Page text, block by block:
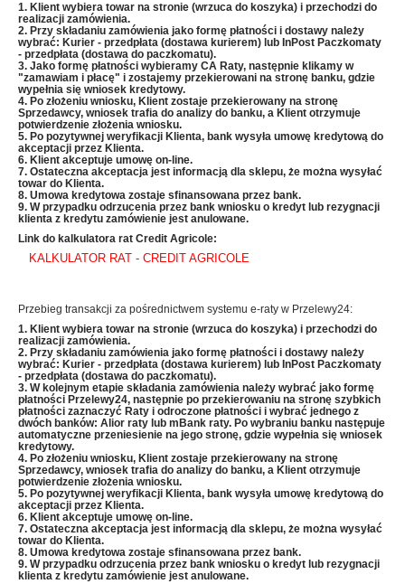
1. Klient wybiera towar na stronie (wrzuca do koszyka) i przechodzi do
realizacji zamówienia.
2. Przy składaniu zamówienia jako formę płatności i dostawy należy
wybrać: Kurier - przedpłata (dostawa kurierem) lub InPost Paczkomaty
- przedpłata (dostawa do paczkomatu).
3. Jako formę płatności wybieramy CA Raty, następnie klikamy w
"zamawiam i płacę" i zostajemy przekierowani na stronę banku, gdzie
wypełnia się wniosek kredytowy.
4. Po złożeniu wniosku, Klient zostaje przekierowany na stronę
Sprzedawcy, wniosek trafia do analizy do banku, a Klient otrzymuje
potwierdzenie złożenia wniosku.
5. Po pozytywnej weryfikacji Klienta, bank wysyła umowę kredytową do
akceptacji przez Klienta.
6. Klient akceptuje umowę on-line.
7. Ostateczna akceptacja jest informacją dla sklepu, że można wysyłać
towar do Klienta.
8. Umowa kredytowa zostaje sfinansowana przez bank.
9. W przypadku odrzucenia przez bank wniosku o kredyt lub rezygnacji
klienta z kredytu zamówienie jest anulowane.
Link do kalkulatora rat Credit Agricole:
KALKULATOR RAT - CREDIT AGRICOLE
Przebieg transakcji za pośrednictwem systemu e-raty w Przelewy24:
1. Klient wybiera towar na stronie (wrzuca do koszyka) i przechodzi do
realizacji zamówienia.
2. Przy składaniu zamówienia jako formę płatności i dostawy należy
wybrać: Kurier - przedpłata (dostawa kurierem) lub InPost Paczkomaty
- przedpłata (dostawa do paczkomatu).
3. W kolejnym etapie składania zamówienia należy wybrać jako formę
płatności Przelewy24, następnie po przekierowaniu na stronę szybkich
płatności zaznaczyć Raty i odroczone płatności i wybrać jednego z
dwóch banków: Alior raty lub mBank raty. Po wybraniu banku następuje
automatyczne przeniesienie na jego stronę, gdzie wypełnia się wniosek
kredytowy.
4. Po złożeniu wniosku, Klient zostaje przekierowany na stronę
Sprzedawcy, wniosek trafia do analizy do banku, a Klient otrzymuje
potwierdzenie złożenia wniosku.
5. Po pozytywnej weryfikacji Klienta, bank wysyła umowę kredytową do
akceptacji przez Klienta.
6. Klient akceptuje umowę on-line.
7. Ostateczna akceptacja jest informacją dla sklepu, że można wysyłać
towar do Klienta.
8. Umowa kredytowa zostaje sfinansowana przez bank.
9. W przypadku odrzucenia przez bank wniosku o kredyt lub rezygnacji
klienta z kredytu zamówienie jest anulowane.